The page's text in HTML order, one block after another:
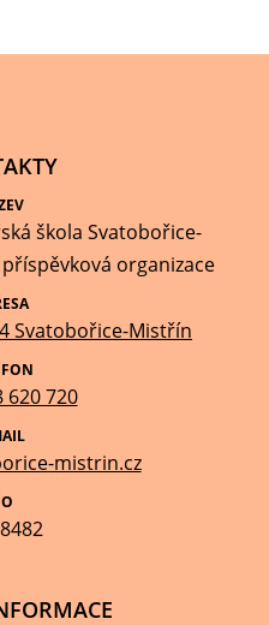
škola Svatobořice-
organizace
Svatobořice-Mistřín
620 720
mistrin.cz